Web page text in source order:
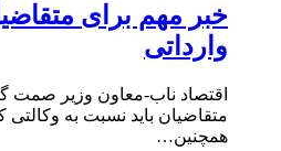
خبر مهم برای
وارداتی
اقتصاد ناب-معاون وزیر صمت
متقاضیان باید نسبت به
همچنین…